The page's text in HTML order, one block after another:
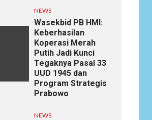
NEWS
Wasekbid PB HMI:
Keberhasilan
Koperasi Merah
Putih Jadi Kunci
Tegaknya Pasal 33
UUD 1945 dan
Program Strategis
Prabowo
NEWS